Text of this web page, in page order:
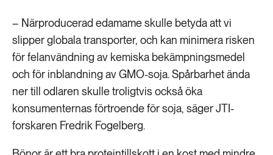
Transport
473 ARTIKLAR
Vatten
– Närproducerad edamame skulle betyda att vi
slipper globala transporter, och kan minimera risken
för felanvändning av kemiska bekämpningsmedel
och för inblandning av GMO-soja. Spårbarhet ända
ner till odlaren skulle troligtvis också öka
konsumenternas förtroende för soja, säger JTI-
forskaren Fredrik Fogelberg.